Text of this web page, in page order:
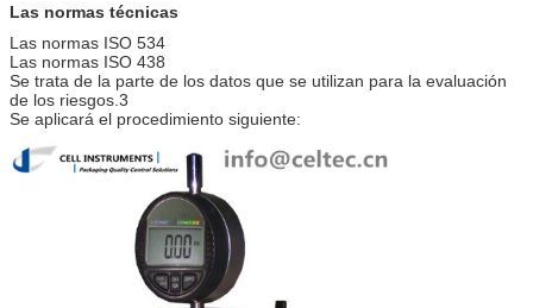
Las normas técnicas
Las normas ISO 534
Las normas ISO 438
Se trata de la parte de los datos que se utilizan para la evaluación
de los riesgos.3
Se aplicará el procedimiento siguiente: